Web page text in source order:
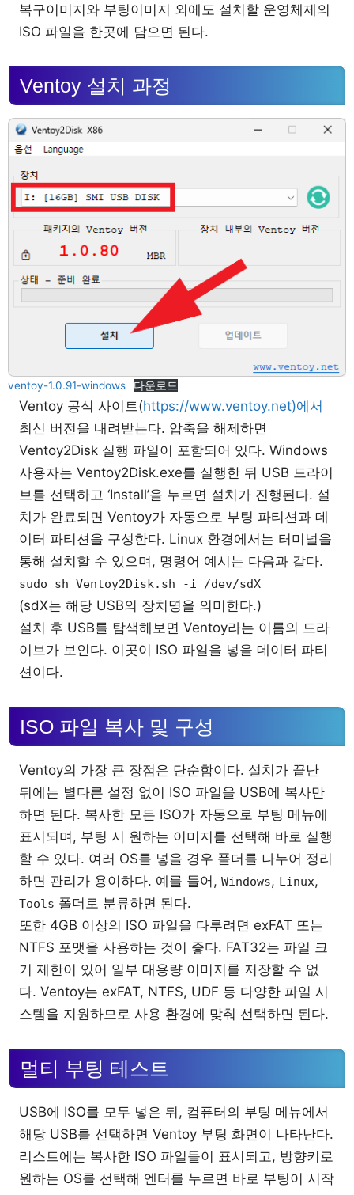
복구이미지와 부팅이미지 외에도 설치할 운영체제의
ISO 파일을 한곳에 담으면 된다.
Ventoy 설치 과정
ventoy-1.0.91-windows 다운로드
Ventoy 공식 사이트(https://www.ventoy.net)에서
최신 버전을 내려받는다. 압축을 해제하면
Ventoy2Disk 실행 파일이 포함되어 있다. Windows
사용자는 Ventoy2Disk.exe를 실행한 뒤 USB 드라이
브를 선택하고 ‘Install’을 누르면 설치가 진행된다. 설
치가 완료되면 Ventoy가 자동으로 부팅 파티션과 데
이터 파티션을 구성한다. Linux 환경에서는 터미널을
통해 설치할 수 있으며, 명령어 예시는 다음과 같다.
sudo sh Ventoy2Disk.sh -i /dev/sdX
(sdX는 해당 USB의 장치명을 의미한다.)
설치 후 USB를 탐색해보면 Ventoy라는 이름의 드라
이브가 보인다. 이곳이 ISO 파일을 넣을 데이터 파티
션이다.
ISO 파일 복사 및 구성
Ventoy의 가장 큰 장점은 단순함이다. 설치가 끝난
뒤에는 별다른 설정 없이 ISO 파일을 USB에 복사만
하면 된다. 복사한 모든 ISO가 자동으로 부팅 메뉴에
표시되며, 부팅 시 원하는 이미지를 선택해 바로 실행
할 수 있다. 여러 OS를 넣을 경우 폴더를 나누어 정리
하면 관리가 용이하다. 예를 들어, Windows, Linux,
Tools 폴더로 분류하면 된다.
또한 4GB 이상의 ISO 파일을 다루려면 exFAT 또는
NTFS 포맷을 사용하는 것이 좋다. FAT32는 파일 크
기 제한이 있어 일부 대용량 이미지를 저장할 수 없
다. Ventoy는 exFAT, NTFS, UDF 등 다양한 파일 시
스템을 지원하므로 사용 환경에 맞춰 선택하면 된다.
멀티 부팅 테스트
USB에 ISO를 모두 넣은 뒤, 컴퓨터의 부팅 메뉴에서
해당 USB를 선택하면 Ventoy 부팅 화면이 나타난다.
리스트에는 복사한 ISO 파일들이 표시되고, 방향키로
원하는 OS를 선택해 엔터를 누르면 바로 부팅이 시작